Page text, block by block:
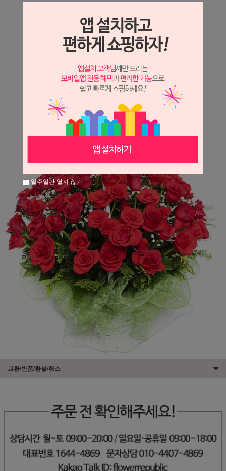
상세정보 새창 열기
상세 정보를 확대해 보실 수 있습니다.
※ 필독해주세요 ※
는 시세 변동에 따라 가격이 달라질 수 있으니
문의 후 주문 바랍니다.
교환/반품/환불/취소
일주일간 열지 않기